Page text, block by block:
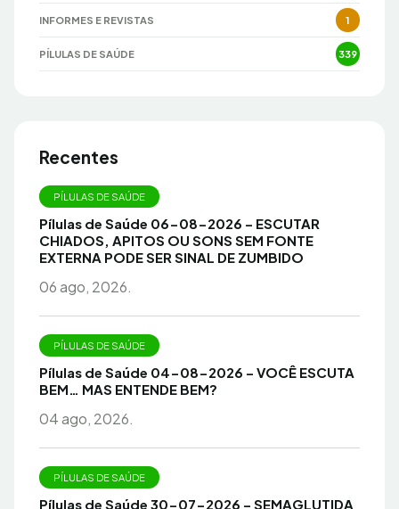
INFORMES E REVISTAS 1
PÍLULAS DE SAÚDE 339
Recentes
PÍLULAS DE SAÚDE
Pílulas de Saúde 06-08-2026 – ESCUTAR
CHIADOS, APITOS OU SONS SEM FONTE
EXTERNA PODE SER SINAL DE ZUMBIDO
06 ago, 2026.
PÍLULAS DE SAÚDE
Pílulas de Saúde 04-08-2026 – VOCÊ ESCUTA
BEM… MAS ENTENDE BEM?
04 ago, 2026.
PÍLULAS DE SAÚDE
Pílulas de Saúde 30-07-2026 – SEMAGLUTIDA